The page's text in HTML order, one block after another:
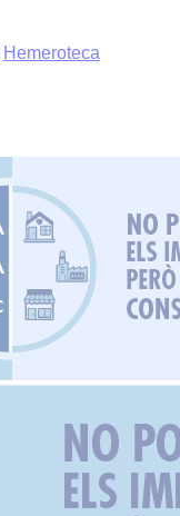
Hemeroteca